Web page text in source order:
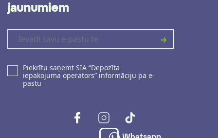
jaunumiem
Piekrītu saņemt SIA “Depozīta
iepakojuma operators” informāciju pa e-
pastu